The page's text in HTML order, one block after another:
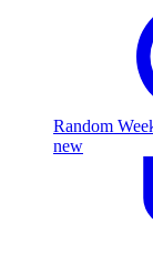
Random
new